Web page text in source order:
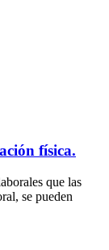
física.
que las
se pueden